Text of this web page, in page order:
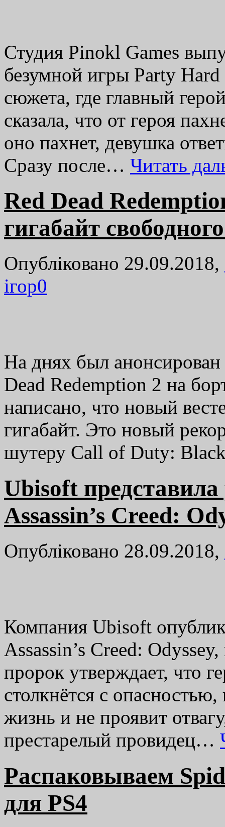
Студия Pinokl Games
безумной игры Party
сюжета, где главный
сказала, что от героя
оно пахнет, девушка
Сразу после… Читать
Red Dead
гигабайт
Опубліковано 29.09.2018,
ігор0
На днях был
Dead Redemption 2 на
написано, что новый
гигабайт. Это новый
шутеру Call of Duty:
Ubisoft
Assassin’s Creed:
Опубліковано 28.09.2018,
Компания Ubisoft
Assassin’s Creed:
пророк утверждает, что
столкнётся с
жизнь и не проявит
престарелый провидец…
Распаковываем
для PS4